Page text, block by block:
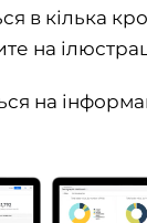
в кілька
на
на